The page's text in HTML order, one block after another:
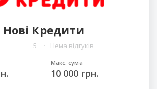
Нові Кредити
5 Нема відгуків
Макс. сума
10 000 грн.